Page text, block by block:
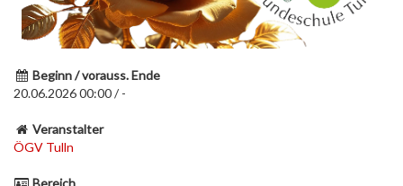
Beginn / vorauss. Ende
20.06.2026 00:00 / -
Veranstalter
ÖGV Tulln
Bereich